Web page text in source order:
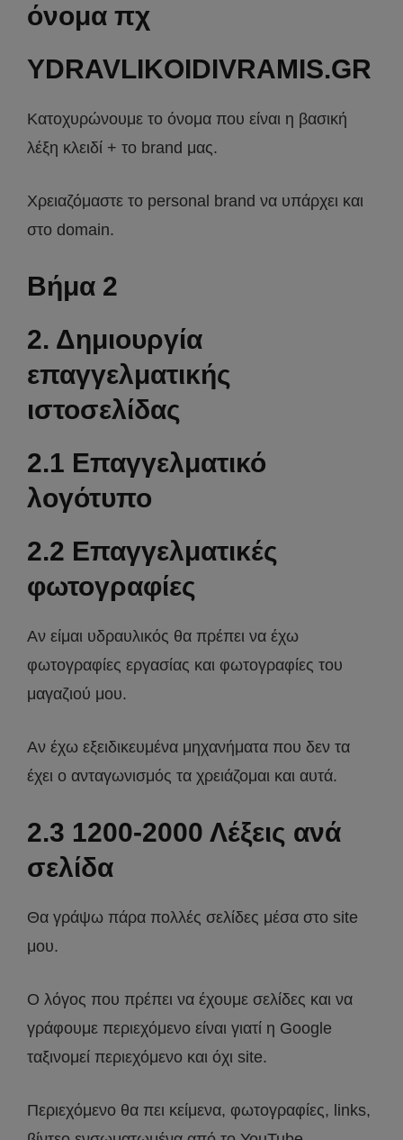
όνομα πχ
YDRAVLIKOIDIVRAMIS.GR
Κατοχυρώνουμε το όνομα που είναι η βασική
λέξη κλειδί + το brand μας.
Χρειαζόμαστε το personal brand να υπάρχει και
στο domain.
Βήμα 2
2. Δημιουργία
επαγγελματικής
ιστοσελίδας
2.1 Επαγγελματικό
λογότυπο
2.2 Επαγγελματικές
φωτογραφίες
Αν είμαι υδραυλικός θα πρέπει να έχω
φωτογραφίες εργασίας και φωτογραφίες του
μαγαζιού μου.
Αν έχω εξειδικευμένα μηχανήματα που δεν τα
έχει ο ανταγωνισμός τα χρειάζομαι και αυτά.
2.3 1200-2000 Λέξεις ανά
σελίδα
Θα γράψω πάρα πολλές σελίδες μέσα στο site
μου.
Ο λόγος που πρέπει να έχουμε σελίδες και να
γράφουμε περιεχόμενο είναι γιατί η Google
ταξινομεί περιεχόμενο και όχι site.
Περιεχόμενο θα πει κείμενα, φωτογραφίες, links,